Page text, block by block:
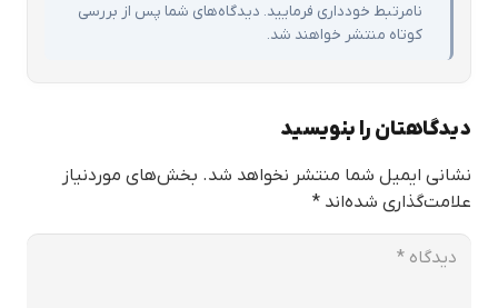
نامرتبط خودداری فرمایید. دیدگاه‌های شما پس از بررسی
کوتاه منتشر خواهند شد.
دیدگاهتان را بنویسید
نشانی ایمیل شما منتشر نخواهد شد. بخش‌های موردنیاز
علامت‌گذاری شده‌اند *